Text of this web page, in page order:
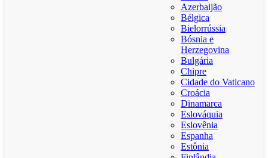
Azerbaijão
Bélgica
Bielorrússia
Bósnia e
Herzegovina
Bulgária
Chipre
Cidade do Vaticano
Croácia
Dinamarca
Eslováquia
Eslovênia
Espanha
Estônia